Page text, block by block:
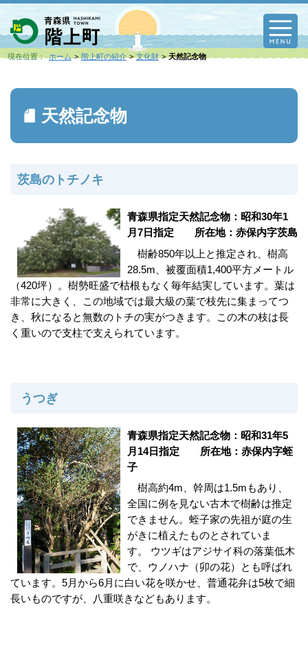
現在位置： ホーム 階上町の紹介 文化財 天然記念物
天然記念物
茨島のトチノキ
青森県指定天然記念物：昭和30年1
月7日指定 所在地：赤保内字茨島
樹齢850年以上と推定され、樹高
28.5m、被覆面積1,400平方メートル
（420坪）。樹勢旺盛で枯根もなく毎年結実しています。葉は
非常に大きく、この地域では最大級の葉で枝先に集まってつ
き、秋になると無数のトチの実がつきます。この木の枝は長
く重いので支柱で支えられています。
うつぎ
青森県指定天然記念物：昭和31年5
月14日指定 所在地：赤保内字蛭
子
樹高約4m、幹周は1.5mもあり、
全国に例を見ない古木で樹齢は推定
できません。蛭子家の先祖が庭の生
がきに植えたものとされていま
す。 ウツギはアジサイ科の落葉低木
で、ウノハナ（卯の花）とも呼ばれ
ています。5月から6月に白い花を咲かせ、普通花弁は5枚で細
長いものですが、八重咲きなどもあります。